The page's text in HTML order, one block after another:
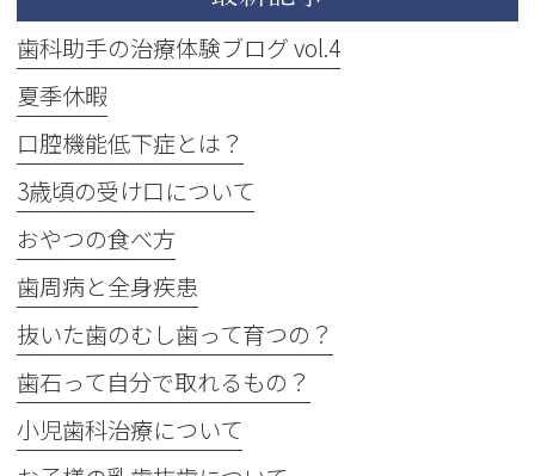
歯科助手の治療体験ブログ vol.4
夏季休暇
口腔機能低下症とは？
3歳頃の受け口について
おやつの食べ方
歯周病と全身疾患
抜いた歯のむし歯って育つの？
歯石って自分で取れるもの？
小児歯科治療について